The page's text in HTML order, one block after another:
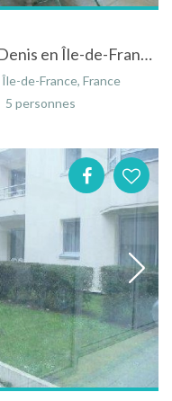
Maison au Lilas en Seine-Saint-Denis en Île-de-France au calme à deux pas de Paris
de-France, France
5 personnes